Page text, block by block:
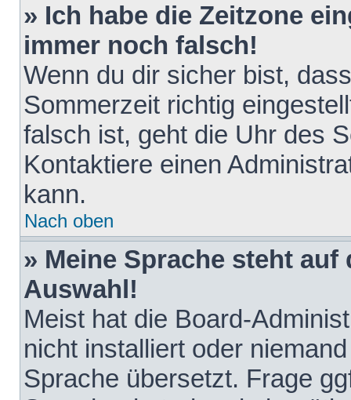
» Ich habe die Zeitzone
immer noch falsch!
Wenn du dir sicher bist,
Sommerzeit richtig
falsch ist, geht die Uhr des
Kontaktiere einen
kann.
Nach oben
» Meine Sprache steht
Auswahl!
Meist hat die Board-
nicht installiert oder
Sprache übersetzt. Frage